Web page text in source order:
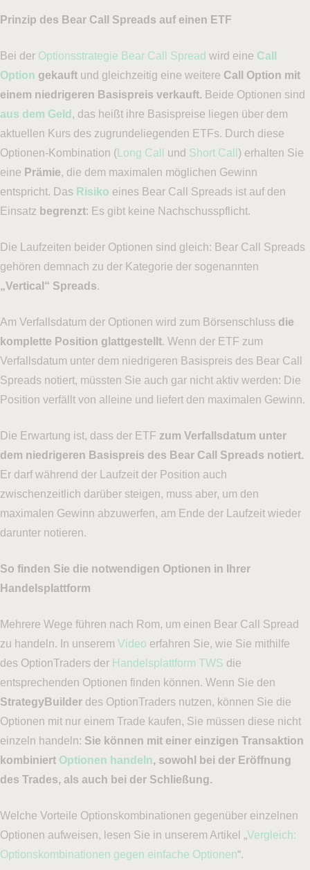
Prinzip des Bear Call Spreads auf einen ETF
Bei der Optionsstrategie Bear Call Spread wird eine Call
Option gekauft und gleichzeitig eine weitere Call Option mit
einem niedrigeren Basispreis verkauft. Beide Optionen sind
aus dem Geld , das heißt ihre Basispreise liegen über dem
aktuellen Kurs des zugrundeliegenden ETFs. Durch diese
Optionen-Kombination ( Long Call und Short Call ) erhalten Sie
eine Prämie, die dem maximalen möglichen Gewinn
entspricht. Das Risiko eines Bear Call Spreads ist auf den
Einsatz begrenzt: Es gibt keine Nachschusspflicht.
Die Laufzeiten beider Optionen sind gleich: Bear Call Spreads
gehören demnach zu der Kategorie der sogenannten
„Vertical“ Spreads.
Am Verfallsdatum der Optionen wird zum Börsenschluss die
komplette Position glattgestellt. Wenn der ETF zum
Verfallsdatum unter dem niedrigeren Basispreis des Bear Call
Spreads notiert, müssten Sie auch gar nicht aktiv werden: Die
Position verfällt von alleine und liefert den maximalen Gewinn.
Die Erwartung ist, dass der ETF zum Verfallsdatum unter
dem niedrigeren Basispreis des Bear Call Spreads notiert.
Er darf während der Laufzeit der Position auch
zwischenzeitlich darüber steigen, muss aber, um den
maximalen Gewinn abzuwerfen, am Ende der Laufzeit wieder
darunter notieren.
So finden Sie die notwendigen Optionen in Ihrer
Handelsplattform
Mehrere Wege führen nach Rom, um einen Bear Call Spread
zu handeln. In unserem Video erfahren Sie, wie Sie mithilfe
des OptionTraders der Handelsplattform TWS die
entsprechenden Optionen finden können. Wenn Sie den
StrategyBuilder des OptionTraders nutzen, können Sie die
Optionen mit nur einem Trade kaufen, Sie müssen diese nicht
einzeln handeln: Sie können mit einer einzigen Transaktion
kombiniert Optionen handeln, sowohl bei der Eröffnung
des Trades, als auch bei der Schließung.
Welche Vorteile Optionskombinationen gegenüber einzelnen
Optionen aufweisen, lesen Sie in unserem Artikel „Vergleich:
Optionskombinationen gegen einfache Optionen“.